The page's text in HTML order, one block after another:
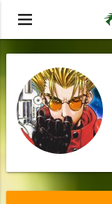
menu